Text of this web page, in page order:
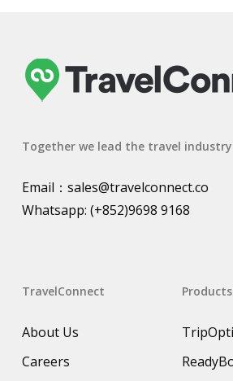
Together we lead the travel
Email： sales@travelconnect.co
Whatsapp: (+852)9698 9168
TravelConnect
About Us
Careers
Products